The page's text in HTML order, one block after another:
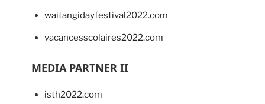
waitangidayfestival2022.com
vacancesscolaires2022.com
MEDIA PARTNER II
isth2022.com